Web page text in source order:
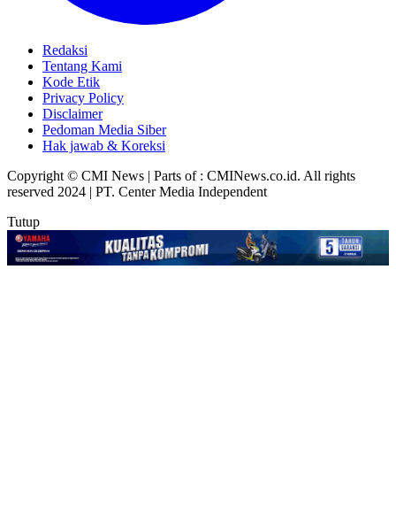
Redaksi
Tentang Kami
Kode Etik
Privacy Policy
Disclaimer
Pedoman Media Siber
Hak jawab & Koreksi
Copyright © CMI News | Parts of : CMINews.co.id. All rights
reserved 2024 | PT. Center Media Independent
Tutup